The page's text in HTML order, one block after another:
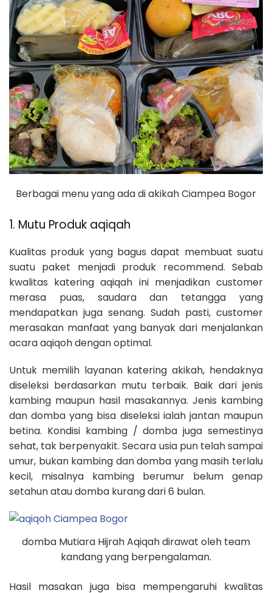
Berbagai menu yang ada di akikah Ciampea Bogor
1. Mutu Produk aqiqah
Kualitas produk yang bagus dapat membuat suatu
suatu paket menjadi produk recommend. Sebab
kwalitas katering aqiqah ini menjadikan customer
merasa puas, saudara dan tetangga yang
mendapatkan juga senang. Sudah pasti, customer
merasakan manfaat yang banyak dari menjalankan
acara aqiqoh dengan optimal.
Untuk memilih layanan katering akikah, hendaknya
diseleksi berdasarkan mutu terbaik. Baik dari jenis
kambing maupun hasil masakannya. Jenis kambing
dan domba yang bisa diseleksi ialah jantan maupun
betina. Kondisi kambing / domba juga semestinya
sehat, tak berpenyakit. Secara usia pun telah sampai
umur, bukan kambing dan domba yang masih terlalu
kecil, misalnya kambing berumur belum genap
setahun atau domba kurang dari 6 bulan.
domba Mutiara Hijrah Aqiqah dirawat oleh team
kandang yang berpengalaman.
Hasil masakan juga bisa mempengaruhi kwalitas